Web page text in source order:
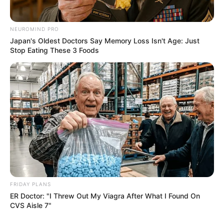
NEUROMIND PRO
Japan's Oldest Doctors Say Memory Loss Isn't Age: Just
Stop Eating These 3 Foods
FRIDAY PLANS
ER Doctor: "I Threw Out My Viagra After What I Found On
CVS Aisle 7"